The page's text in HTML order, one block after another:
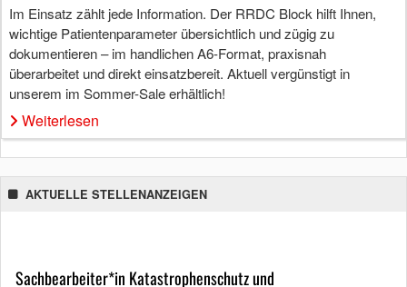
Im Einsatz zählt jede Information. Der RRDC Block hilft Ihnen,
wichtige Patientenparameter übersichtlich und zügig zu
dokumentieren – im handlichen A6-Format, praxisnah
überarbeitet und direkt einsatzbereit. Aktuell vergünstigt in
unserem im Sommer-Sale erhältlich!
Weiterlesen
AKTUELLE STELLENANZEIGEN
Sachbearbeiter*in Katastrophenschutz und